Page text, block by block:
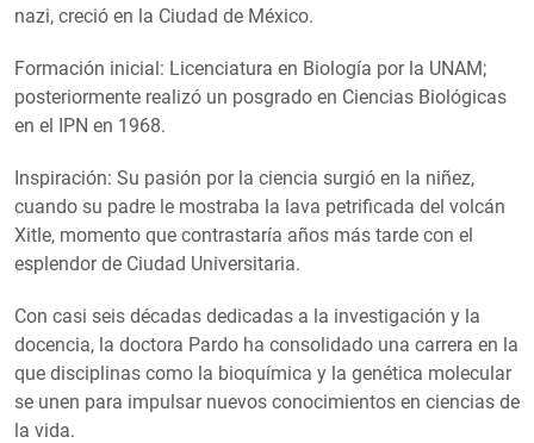
nazi, creció en la Ciudad de México.
Formación inicial: Licenciatura en Biología por la UNAM;
posteriormente realizó un posgrado en Ciencias Biológicas
en el IPN en 1968.
Inspiración: Su pasión por la ciencia surgió en la niñez,
cuando su padre le mostraba la lava petrificada del volcán
Xitle, momento que contrastaría años más tarde con el
esplendor de Ciudad Universitaria.
Con casi seis décadas dedicadas a la investigación y la
docencia, la doctora Pardo ha consolidado una carrera en la
que disciplinas como la bioquímica y la genética molecular
se unen para impulsar nuevos conocimientos en ciencias de
la vida.